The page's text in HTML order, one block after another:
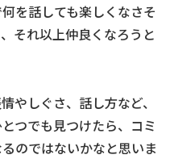
を話しても楽しくなさそ
それ以上仲良くなろうと
やしぐさ、話し方など、
つでも見つけたら、コミ
のではないかなと思いま